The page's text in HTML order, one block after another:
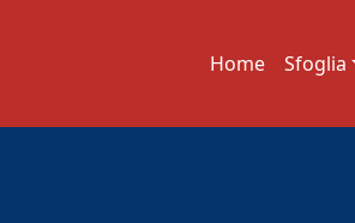
Home Sfoglia